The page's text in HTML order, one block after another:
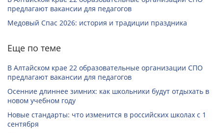
предлагают вакансии для педагогов
Медовый Спас 2026: история и традиции праздника
Еще по теме
В Алтайском крае 22 образовательные организации СПО
предлагают вакансии для педагогов
Осенние длиннее зимних: как школьники будут отдыхать в
новом учебном году
Новые стандарты: что изменится в российских школах с 1
сентября